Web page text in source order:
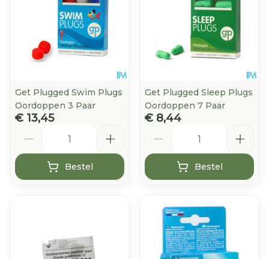
Get Plugged Swim Plugs
Oordoppen 3 Paar
€ 13,45
Bestel
Get Plugged Sleep Plugs
Oordoppen 7 Paar
€ 8,44
Bestel